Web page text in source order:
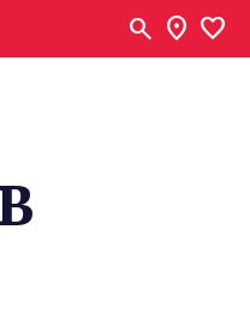
search location_on favorite